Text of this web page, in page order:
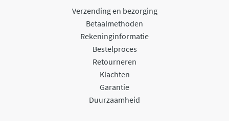
Verzending en bezorging
Betaalmethoden
Rekeninginformatie
Bestelproces
Retourneren
Klachten
Garantie
Duurzaamheid